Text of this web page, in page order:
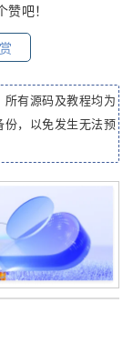
吧！
有源码及教程均为
，以免发生无法预